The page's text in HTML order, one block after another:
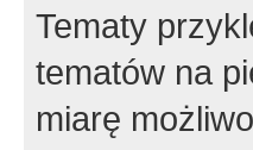
Tematy
tematów na
miarę